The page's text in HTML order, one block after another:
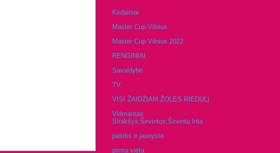
Kėdainiai
Master Cup Vilnius
Master Cup Vilnius 2022
RENGINIAI
Savaldybė
TV
VISI ŽAIDŽIAM ŽOLĖS RIEDULĮ
Vidmantas
Strakšys;Širvintos;Širvintų Inta
patirtis ir jaunystė
pirma vieta